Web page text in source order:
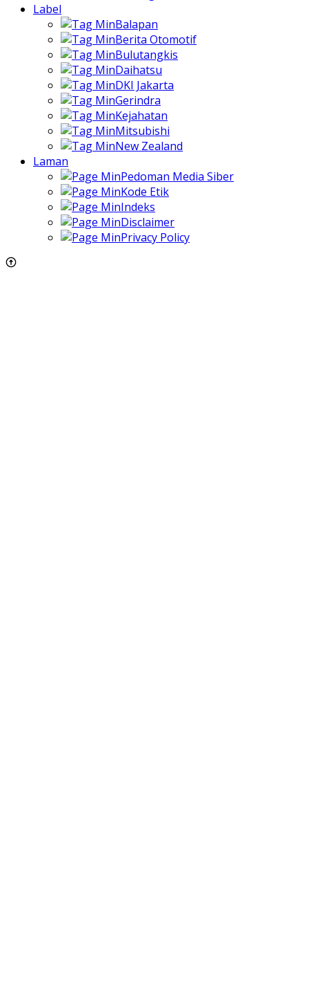
Label
Balapan
Berita Otomotif
Bulutangkis
Daihatsu
DKI Jakarta
Gerindra
Kejahatan
Mitsubishi
New Zealand
Laman
Pedoman Media Siber
Kode Etik
Indeks
Disclaimer
Privacy Policy